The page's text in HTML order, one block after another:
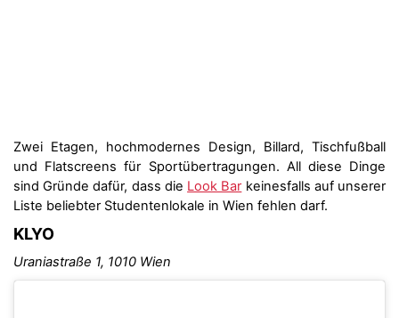
Zwei Etagen, hochmodernes Design, Billard, Tischfußball
und Flatscreens für Sportübertragungen. All diese Dinge
sind Gründe dafür, dass die Look Barkeinesfalls auf unserer
Liste beliebter Studentenlokale in Wien fehlen darf.
KLYO
Uraniastraße 1, 1010 Wien